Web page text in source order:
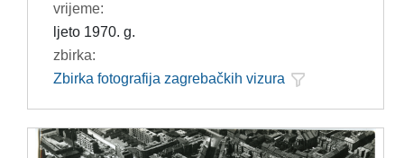
vrijeme:
ljeto 1970. g.
zbirka:
Zbirka fotografija zagrebačkih vizura